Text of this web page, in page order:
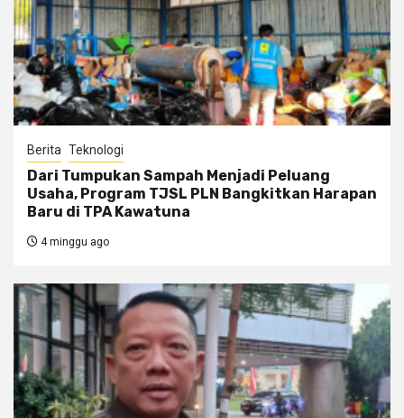
Berita Teknologi
Dari Tumpukan Sampah Menjadi Peluang
Usaha, Program TJSL PLN Bangkitkan Harapan
Baru di TPA Kawatuna
4 minggu ago